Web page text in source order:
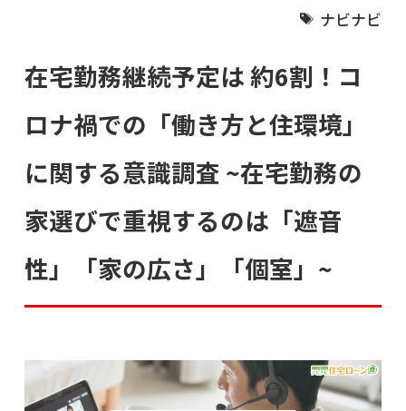
ナビナビ
在宅勤務継続予定は 約6割！コ
ロナ禍での「働き方と住環境」
に関する意識調査 ~在宅勤務の
家選びで重視するのは「遮音
性」「家の広さ」「個室」~